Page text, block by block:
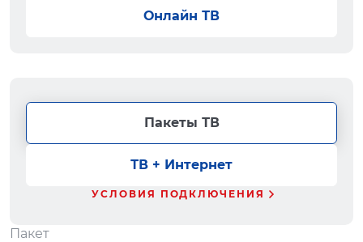
Онлайн ТВ
Пакеты ТВ
ТВ + Интернет
УСЛОВИЯ ПОДКЛЮЧЕНИЯ
Пакет